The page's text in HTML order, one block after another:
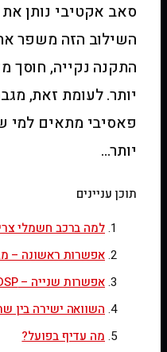
סאב אקטיבי נותן את
השילוב הזה משפר
התקנה נקייה, חוסך
יותר. לעומת זאת,
פאסיבי מתאים למי
יותר…
תוכן עניינים
למה ברכב חשמלי
אפשרות ראשונה –
אפשרות שנייה – DSP לרמקולים וסאב אקטיבי
השוואה ישירה בין
מה עדיף בפועל?